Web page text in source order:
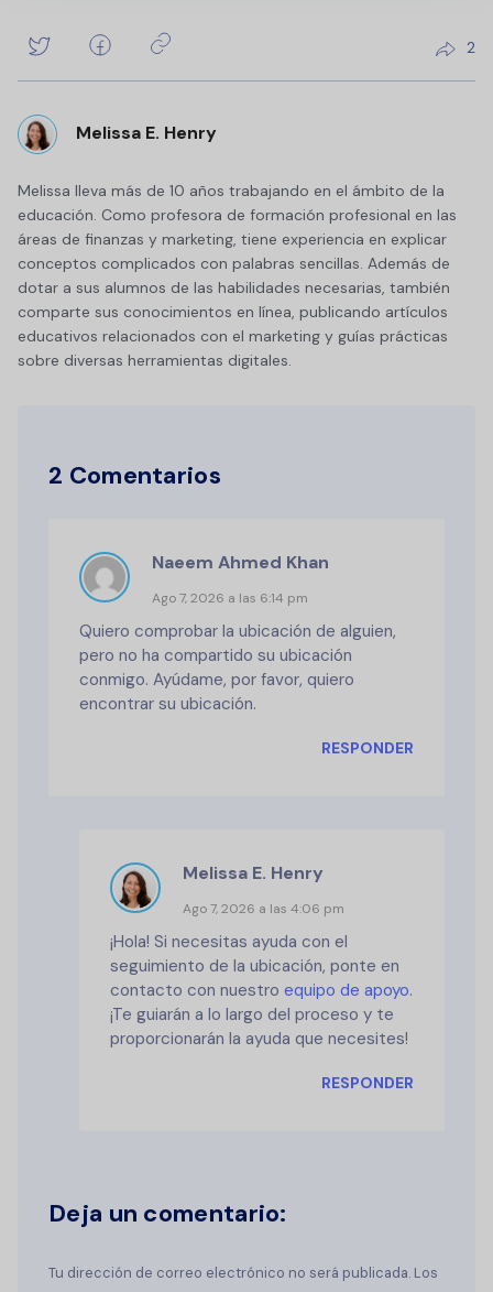
2
Melissa E. Henry
Melissa lleva más de 10 años trabajando en el ámbito de la
educación. Como profesora de formación profesional en las
áreas de finanzas y marketing, tiene experiencia en explicar
conceptos complicados con palabras sencillas. Además de
dotar a sus alumnos de las habilidades necesarias, también
comparte sus conocimientos en línea, publicando artículos
educativos relacionados con el marketing y guías prácticas
sobre diversas herramientas digitales.
2 Comentarios
Naeem Ahmed Khan
Ago 7, 2026 a las 6:14 pm
Quiero comprobar la ubicación de alguien,
pero no ha compartido su ubicación
conmigo. Ayúdame, por favor, quiero
encontrar su ubicación.
RESPONDER
Melissa E. Henry
Ago 7, 2026 a las 4:06 pm
¡Hola! Si necesitas ayuda con el
seguimiento de la ubicación, ponte en
contacto con nuestro equipo de apoyo.
¡Te guiarán a lo largo del proceso y te
proporcionarán la ayuda que necesites!
RESPONDER
Deja un comentario:
Tu dirección de correo electrónico no será publicada. Los